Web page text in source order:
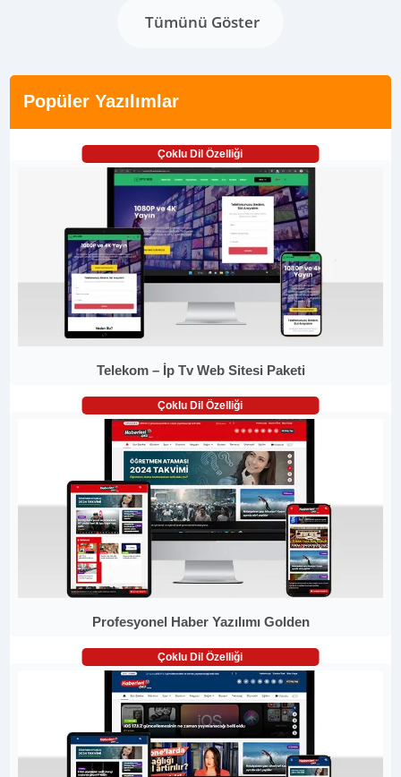
Tümünü Göster
Popüler Yazılımlar
Çoklu Dil Özelliği
Telekom – İp Tv Web Sitesi Paketi
Çoklu Dil Özelliği
Profesyonel Haber Yazılımı Golden
Çoklu Dil Özelliği